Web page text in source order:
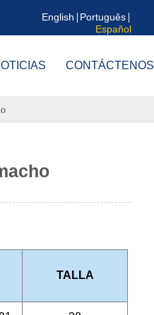
English
Português
Español
CONTÁCTENOS